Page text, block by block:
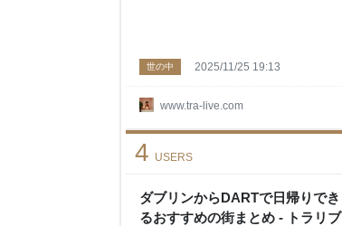
www.tra-live.com
世の中 2025/11/25 19:13
ダブリンからDARTで日帰りでき
るおすすめの街まとめ - トラリブ
4 USERS